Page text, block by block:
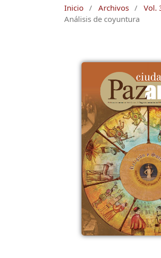
Inicio / Archivos / Vol.
Análisis de coyuntura